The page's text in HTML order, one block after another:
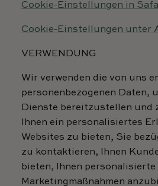
Cookie-Einstellungen in
Cookie-Einstellungen unter
VERWENDUNG
Wir verwenden die von uns
personenbezogenen Daten,
Dienste bereitzustellen und
Ihnen ein personalisiertes
Websites zu bieten, Sie
zu kontaktieren, Ihnen
bieten, Ihnen personalisierte
Marketingmaßnahmen